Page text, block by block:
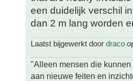
een duidelijk verschil
dan 2 m lang worden
Laatst bijgewerkt door draco
"Alleen mensen die
aan nieuwe feiten en